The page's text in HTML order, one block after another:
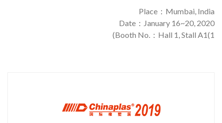
Place：Mumbai, India
Date：January 16~20, 2020
Booth No.：Hall 1, Stall A1(1)